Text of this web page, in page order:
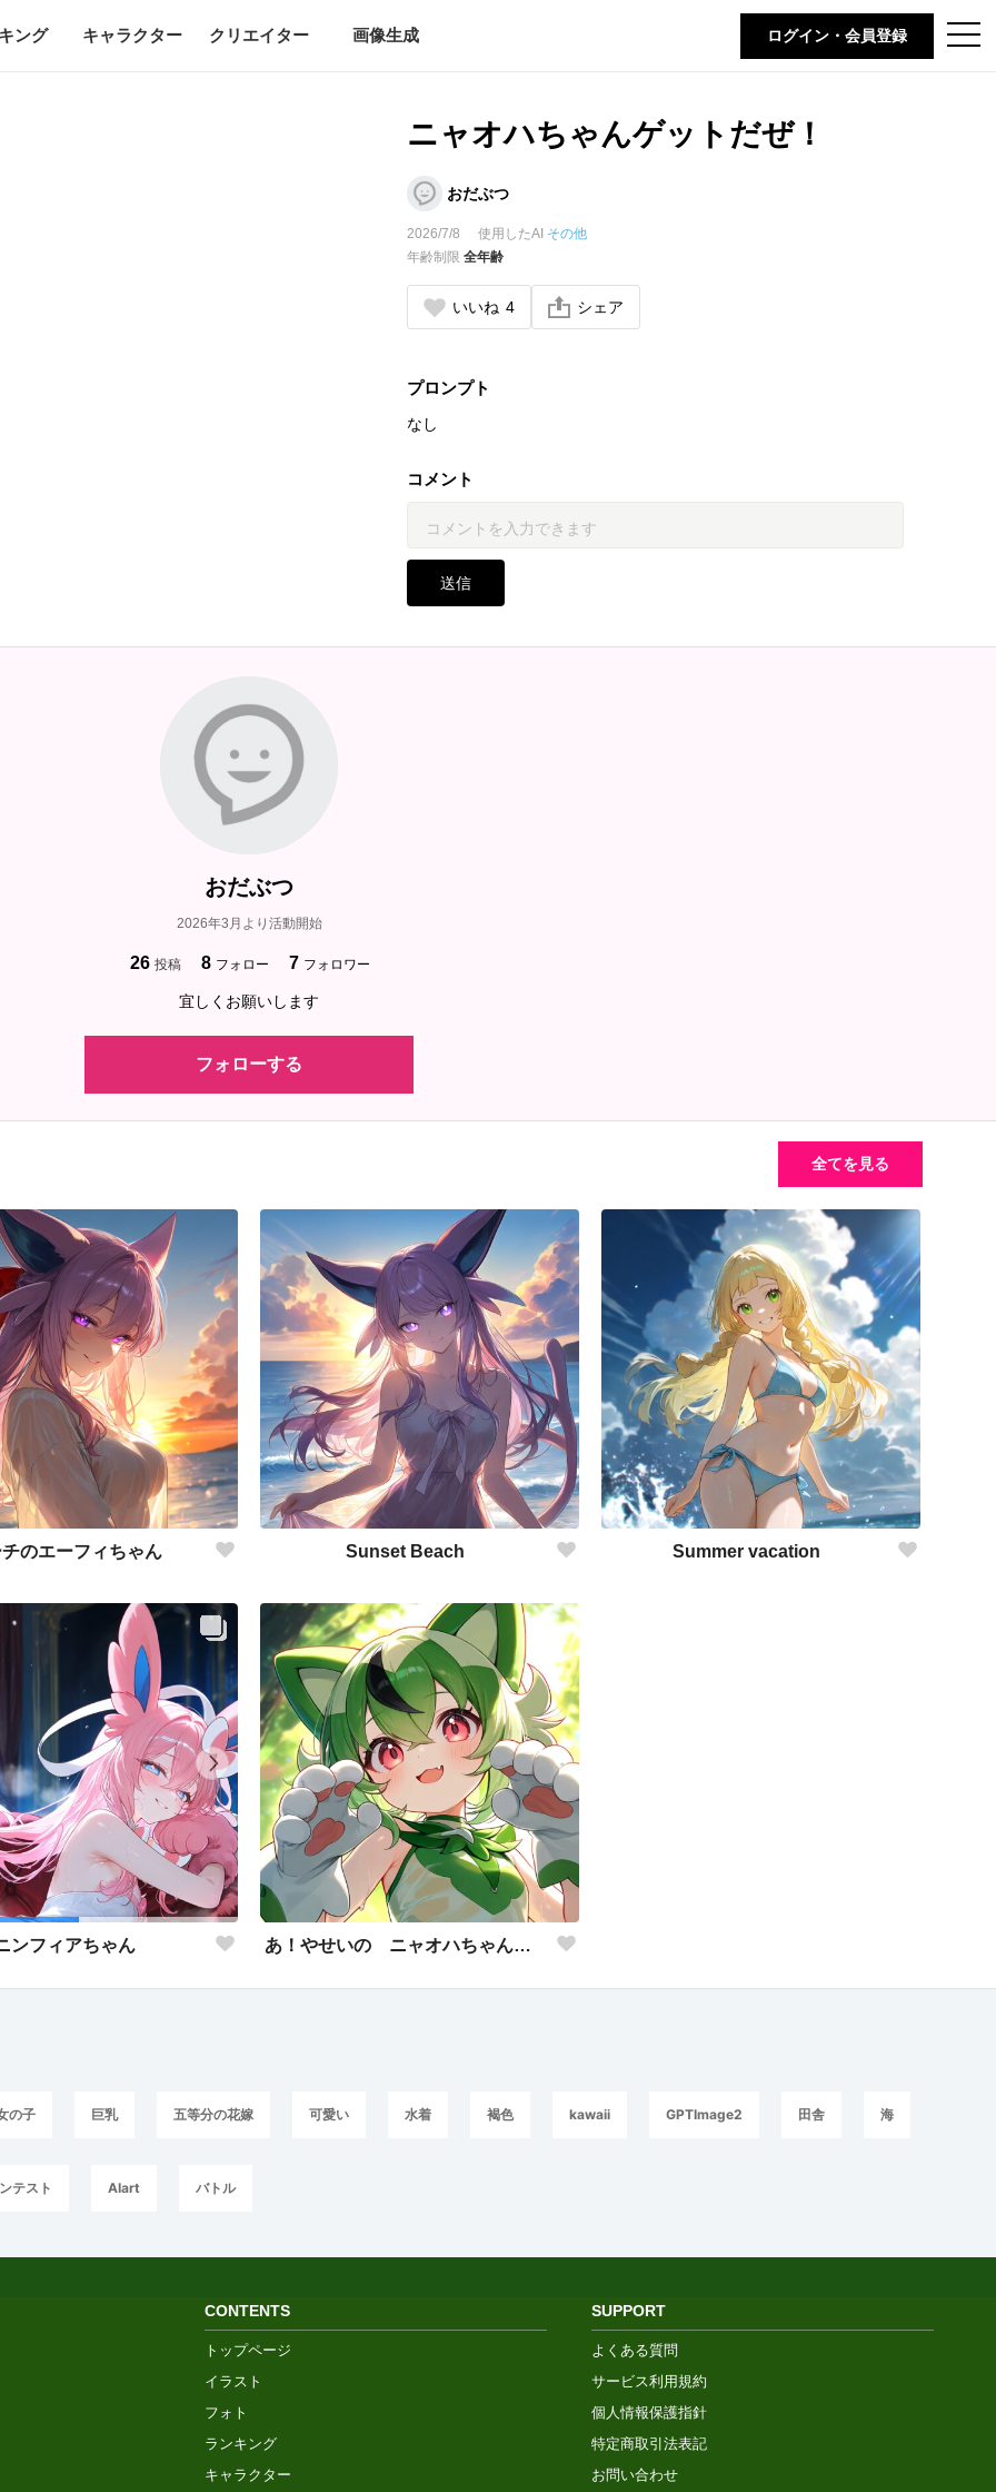
t
o
ング キャラクター クリエイター 画像生成 ログイン・会員登録
ニャオハちゃんゲットだぜ！
おだぶつ
2026/7/8 使用したAI その他
年齢制限 全年齢
いいね 4 シェア
プロンプト
なし
コメント
送信
おだぶつ
2026年3月より活動開始
26 投稿 8 フォロー 7 フォロワー
宜しくお願いします
フォローする
全てを見る
のエーフィちゃん Sunset Beach Summer vacation
ンフィアちゃん あ！やせいの ニャオハちゃんが とびだしてきた！
の子 巨乳 五等分の花嫁 可愛い 水着 褐色 kawaii GPTImage2 田舎 海
テスト AIart バトル
SUPPORT
よくある質問
サービス利用規約
個人情報保護指針
特定商取引法表記
お問い合わせ
CONTENTS
トップページ
イラスト
フォト
ランキング
キャラクター